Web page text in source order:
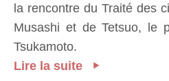
la rencontre du Traité des
Musashi et de Tetsuo, le
Tsukamoto.
Lire la suite